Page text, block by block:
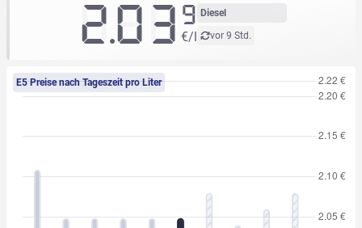
Diesel
vor 9 Std.
2.03 9
€/l
E5 Preise nach Tageszeit pro Liter